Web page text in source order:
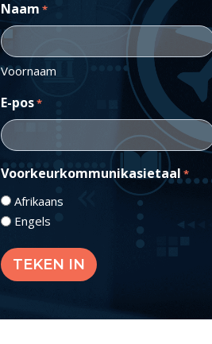
Naam *
Voornaam
E-pos*
Voorkeurkommunikasietaal *
Afrikaans
Engels